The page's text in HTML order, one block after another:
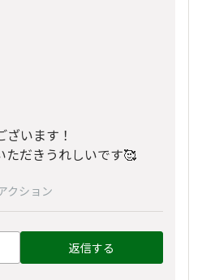
います！
ただきうれしいです🥰
クション
返信する